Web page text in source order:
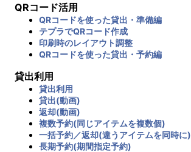
QRコード活用
QRコードを使った貸出・準備編
テプラでQRコード作成
印刷時のレイアウト調整
QRコードを使った貸出・予約編
貸出利用
貸出利用
貸出(動画)
返却(動画)
複数予約(同じアイテムを複数個)
一括予約／返却(違うアイテムを同時に)
長期予約(期間指定予約)